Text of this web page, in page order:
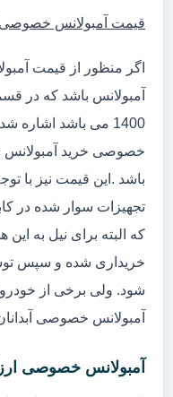
قیمت آمبولانس خصوصی
اگر منظور از قیمت
آمبولانس باشد که در
1400 می باشد
خصوصی خرید آمبولانس
باشد .این قیمت نیز با
تجهیزات سوار شده در
که البته برای نیل به
خریداری شده و سپس
شود. ولی برخی از
آمبولانس خصوصی
آمبولانس خصوصی